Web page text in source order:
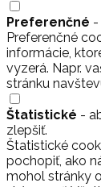
Preferenčné -
Preferenčné
informácie,
vyzerá. Napr.
stránku
Štatistické -
zlepšiť.
Štatistické
pochopiť, ako
mohol stránky